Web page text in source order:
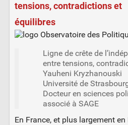
tensions, contradictions et
équilibres
Ligne de crête de
entre tensions,
Yauheni Kryzhanouski
Université de
Docteur en sciences
associé à SAGE
En France, et plus largement